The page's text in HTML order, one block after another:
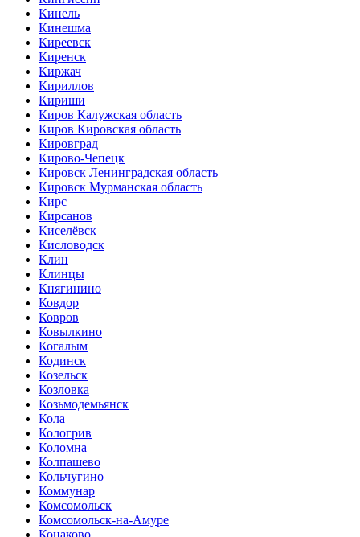
Кинель
Кинешма
Киреевск
Киренск
Киржач
Кириллов
Кириши
Киров Калужская область
Киров Кировская область
Кировград
Кирово-Чепецк
Кировск Ленинградская область
Кировск Мурманская область
Кирс
Кирсанов
Киселёвск
Кисловодск
Клин
Клинцы
Княгинино
Ковдор
Ковров
Ковылкино
Когалым
Кодинск
Козельск
Козловка
Козьмодемьянск
Кола
Кологрив
Коломна
Колпашево
Кольчугино
Коммунар
Комсомольск
Комсомольск-на-Амуре
Конаково